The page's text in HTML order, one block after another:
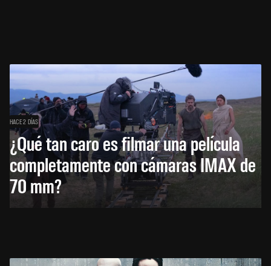
HACE 2 DÍAS
¿Qué tan caro es filmar una película
completamente con cámaras IMAX de
70 mm?